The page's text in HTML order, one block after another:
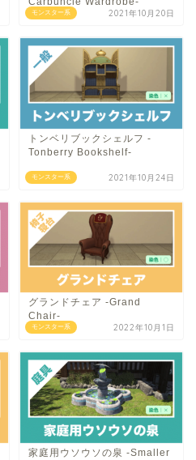
モンスター系 2021年10月20日
モンスター系
トンベリブックシェルフ -
Tonberry Bookshelf-
2021年10月24日
モンスター系
グランドチェア -Grand
Chair-
2022年10月1日
家庭用ウソウソの泉 -Smaller